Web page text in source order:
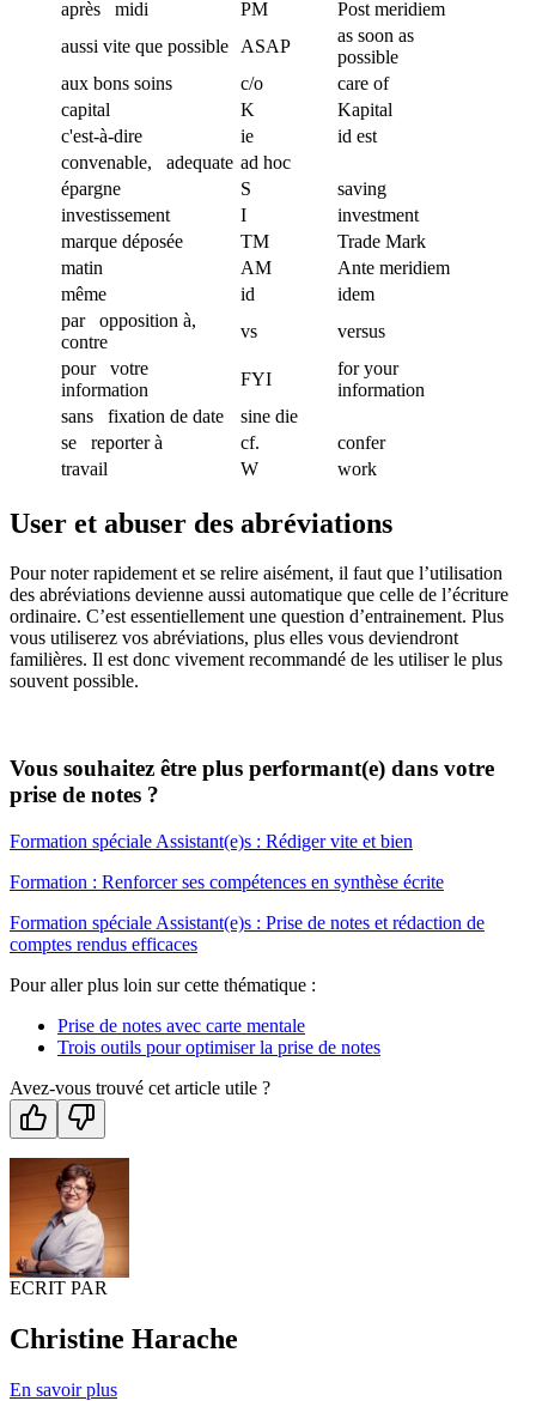
après midi PM
Post meridiem
aussi vite que possible
ASAP
as soon as
possible
aux bons soins
c/o
care of
capital
K
Kapital
c'est-à-dire
ie
id est
convenable, adequate ad hoc
épargne
S
saving
investissement
I
investment
marque déposée
TM
Trade Mark
matin
AM
Ante meridiem
même
id
idem
par opposition à,
contre
vs
versus
pour votre
information
FYI
for your
information
sans fixation de date
sine die
se reporter à
cf.
confer
travail
W work
User et abuser des abréviations
Pour noter rapidement et se relire aisément, il faut que l’utilisation
des abréviations devienne aussi automatique que celle de l’écriture
ordinaire. C’est essentiellement une question d’entrainement. Plus
vous utiliserez vos abréviations, plus elles vous deviendront
familières. Il est donc vivement recommandé de les utiliser le plus
souvent possible.
Vous souhaitez être plus performant(e) dans votre
prise de notes ?
Formation spéciale Assistant(e)s : Rédiger vite et bien
Formation : Renforcer ses compétences en synthèse écrite
Formation spéciale Assistant(e)s : Prise de notes et rédaction de
comptes rendus efficaces
Pour aller plus loin sur cette thématique :
Prise de notes avec carte mentale
Trois outils pour optimiser la prise de notes
Avez-vous trouvé cet article utile ?
ECRIT PAR
Christine Harache
En savoir plus